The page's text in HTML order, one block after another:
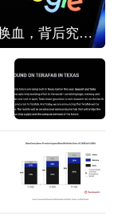
谷歌AI大换血，背后究竟发生了什么？